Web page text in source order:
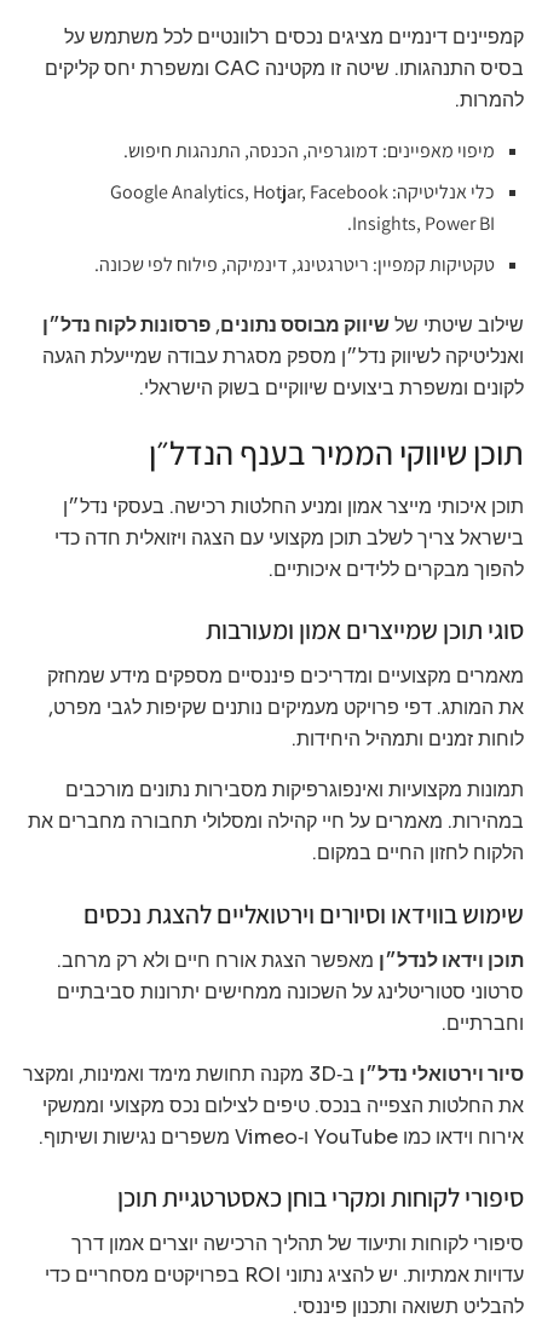
קמפיינים דינמיים מציגים נכסים רלוונטיים לכל משתמש על
בסיס התנהגותו. שיטה זו מקטינה CAC ומשפרת יחס קליקים
להמרות.
מיפוי מאפיינים: דמוגרפיה, הכנסה, התנהגות חיפוש.
כלי אנליטיקה: Google Analytics, Hotjar, Facebook
Insights, Power BI.
טקטיקות קמפיין: ריטרגטינג, דינמיקה, פילוח לפי שכונה.
שילוב שיטתי שלשיווק מבוסס נתונים, פרסונות לקוח נדל״ן
ואנליטיקה לשיווק נדל״ן מספק מסגרת עבודה שמייעלת הגעה
לקונים ומשפרת ביצועים שיווקיים בשוק הישראלי.
תוכן שיווקי הממיר בענף הנדל״ן
תוכן איכותי מייצר אמון ומניע החלטות רכישה. בעסקי נדל״ן
בישראל צריך לשלב תוכן מקצועי עם הצגה ויזואלית חדה כדי
להפוך מבקרים ללידים איכותיים.
סוגי תוכן שמייצרים אמון ומעורבות
מאמרים מקצועיים ומדריכים פיננסיים מספקים מידע שמחזק
את המותג. דפי פרויקט מעמיקים נותנים שקיפות לגבי מפרט,
לוחות זמנים ותמהיל היחידות.
תמונות מקצועיות ואינפוגרפיקות מסבירות נתונים מורכבים
במהירות. מאמרים על חיי קהילה ומסלולי תחבורה מחברים את
הלקוח לחזון החיים במקום.
שימוש בווידאו וסיורים וירטואליים להצגת נכסים
תוכן וידאו לנדל״ן מאפשר הצגת אורח חיים ולא רק מרחב.
סרטוני סטוריטלינג על השכונה ממחישים יתרונות סביבתיים
וחברתיים.
סיור וירטואלי נדל״ן
ב‑3D מקנה תחושת מימד ואמינות, ומקצר
את החלטות הצפייה בנכס. טיפים לצילום נכס מקצועי וממשקי
אירוח וידאו כמו YouTube ו‑Vimeo משפרים נגישות ושיתוף.
סיפורי לקוחות ומקרי בוחן כאסטרטגיית תוכן
סיפורי לקוחות ותיעוד של תהליך הרכישה יוצרים אמון דרך
עדויות אמתיות. יש להציג נתוני ROI בפרויקטים מסחריים כדי
להבליט תשואה ותכנון פיננסי.